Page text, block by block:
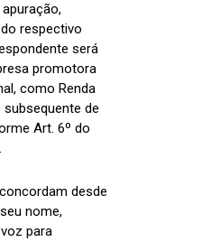
respectivo
será
promotora
como Renda
subsequente de
Art. 6º do
desde
nome,
para